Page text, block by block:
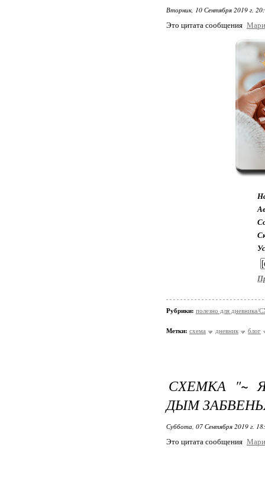
Вторник, 10 Сентября 2019 г.
Это цитата сообщения
Рубрики: полезно для
Метки: схема дневник блог
СХЕМКА "~
ДЫМ
Суббота, 07 Сентября 2019 г.
Это цитата сообщения